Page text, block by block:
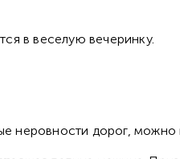
в веселую вечеринку.
неровности дорог,